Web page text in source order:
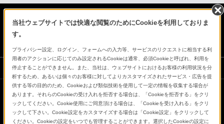
当社ウェブサイトでは快適な閲覧のためにCookieを利用しておりま
す。
プライバシー設定、ログイン、フォームへの入力等、サービスのリクエストに相当する利
用者のアクションに応じてのみ設定されるCookieは通常、必須Cookieと呼ばれ、利用を
停止することができません。また、当社は、ウェブサイトにおけるお客様の利用状況を分
析するため、あるいは個々のお客様に対してよりカスタマイズされたサービス・広告を提
供する等の目的のため、Cookieおよび類似技術を使用して一定の情報を収集する場合が
あります。それらのCookieの受け入れを拒否する場合は、「Cookieを拒否する」をクリ
ックしてください。Cookie使用にご同意頂ける場合は、「Cookieを受け入れる」をクリ
ックして下さい。Cookie設定をカスタマイズする場合は「Cookie設定」をクリックして
ください。Cookieの設定をいつでも管理することができます。選択したCookieの設定に
日本
ソニーストアでのお買い物にあたって
会社情報 採用情報 特約店のご案内
ニュースリリース
環境情報
My Sony 利用規約